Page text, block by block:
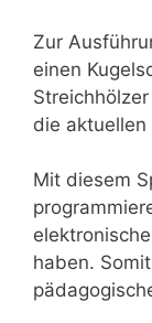
Zur
einen
die
Mit diesem
haben.